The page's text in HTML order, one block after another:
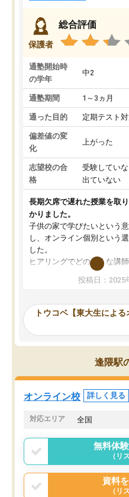
保護者
総合評価
通塾開始時
の学年
中2
通塾期間 1～3ヵ月
通った目的 定期テスト
偏差値の変
化
上がった
志望校の合
格
受験してい
出ていない
長期欠席で遅れた授業を取
かりました。
子供の家で学びたいという
し、オンライン個別という
した。
ヒアリングでどのような講
か、オプションは付帯するか
事が出来ました。
ーティングを行い、その講
見てから講師を決定する事が
す。
うちの子は、初回面談の講師
オンラインツールを使用した
共有があり宿題もそちらで出
でした。
言う事で講師変更の申し出
まりに短期での変更だった
う事にして退会しました。
戻せ、授業内容や講師の方
と思います。
投稿日：2025
トウコベ【東大生によ
逢隈駅
オンライン校 詳しく見る
対応エリア 全国
無料体
（リ
資料
（リ